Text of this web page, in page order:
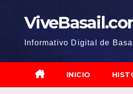
Informativo Digital de
INICIO